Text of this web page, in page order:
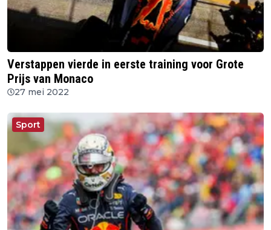
Verstappen vierde in eerste training voor Grote
Prijs van Monaco
27 mei 2022
Sport